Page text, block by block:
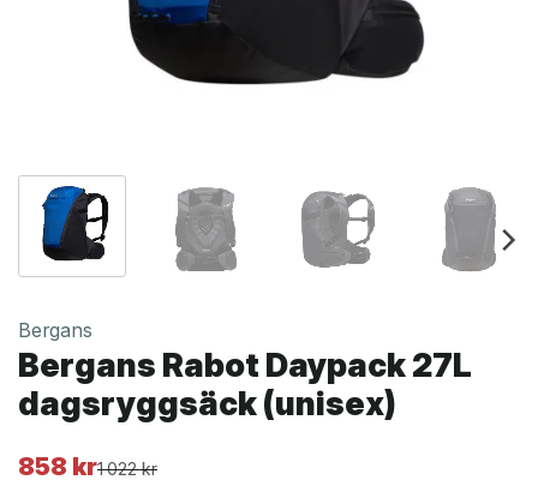
Bergans
Bergans Rabot Daypack 27L
dagsryggsäck (unisex)
1 022kr
Det
858 kr
Det